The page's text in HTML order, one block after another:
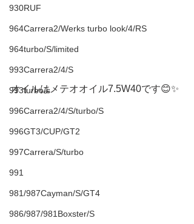
930RUF
964Carrera2/Werks turbo look/4/RS
964turbo/S/limited
993Carrera2/4/S
993turbo/s
996Carrera2/4/S/turbo/S
996GT3/CUP/GT2
997Carrera/S/turbo
991
981/987Cayman/S/GT4
986/987/981Boxster/S
オイルはメテオオイル7.5W40です😊✨